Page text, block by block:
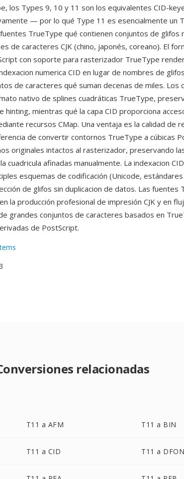
los Types 9, 10 y 11 son los equivalentes CID-
— por lo qué Type 11 es esencialmente un
TrueType qué contienen conjuntos de glifos
de caracteres CJK (chino, japonés, coreano). El
con soporte para rasterizador TrueType
numerica CID en lugar de nombres de
de caracteres qué suman decenas de miles. Los
nativo de splines cuadráticas TrueType,
hinting, mientras qué la capa CID proporciona
recursos CMap. Una ventaja es la calidad de
de convertir contornos TrueType a cúbicas
originales intactos al rasterizador, preservando
cuadricula afinadas manualmente. La indexacion
esquemas de codificación (Unicode, estándares
de glifos sin duplicacion de datos. Las fuentes
la producción profesional de impresión CJK y en
grandes conjuntos de caracteres basados en
de PostScript.
relacionadas
T11 a AFM T11 a BIN
T11 a CID T11 a